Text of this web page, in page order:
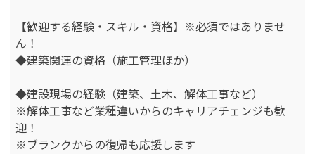
【歓迎する経験・スキル・資格】※必須ではありませ
ん！
◆建築関連の資格（施工管理ほか）
◆建設現場の経験（建築、土木、解体工事など）
※解体工事など業種違いからのキャリアチェンジも歓
迎！
※ブランクからの復帰も応援します